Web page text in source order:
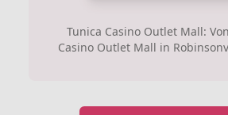
Tunica Casino Outlet Mall:
Casino Outlet Mall in